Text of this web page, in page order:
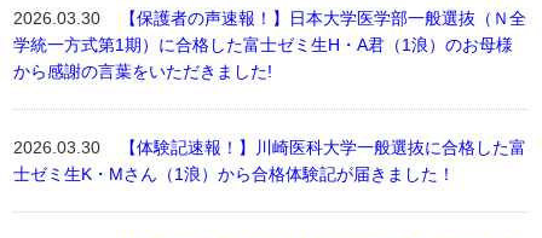
2026.03.30
【保護者の声速報！】日本大学医学部一般選抜（Ｎ全
学統一方式第1期）に合格した富士ゼミ生H・A君（1浪）のお母様
から感謝の言葉をいただきました!
2026.03.30
【体験記速報！】川崎医科大学一般選抜に合格した富
士ゼミ生K・Mさん（1浪）から合格体験記が届きました！